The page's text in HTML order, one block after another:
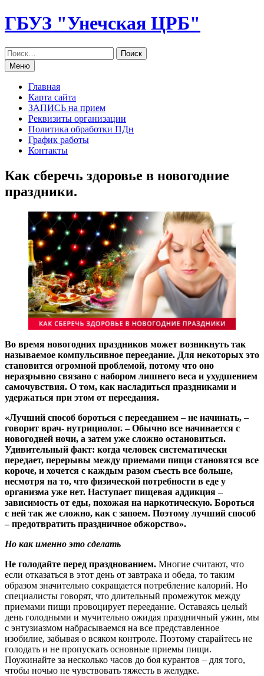
Перейти
к
ГБУЗ "Унечская ЦРБ"
Меню
Главная
Карта сайта
ЗАПИСЬ на прием
Реквизиты организации
Политика обработки ПДн
График работы
Контакты
Как сберечь здоровье в новогодние
праздники.
Во время новогодних праздников может возникнуть так
называемое компульсивное переедание. Для некоторых это
становится огромной проблемой, потому что оно
неразрывно связано с набором лишнего веса и ухудшением
самочувствия. О том, как насладиться праздниками и
удержаться при этом от переедания.
«Лучший способ бороться с перееданием – не начинать, –
говорит врач- нутрициолог. – Обычно все начинается с
новогодней ночи, а затем уже сложно остановиться.
Удивительный факт: когда человек систематически
передает, перерывы между приемами пищи становятся все
короче, и хочется с каждым разом съесть все больше,
несмотря на то, что физической потребности в еде у
организма уже нет. Наступает пищевая аддикция –
зависимость от еды, похожая на наркотическую. Бороться
с ней так же сложно, как с запоем. Поэтому лучший способ
– предотвратить праздничное обжорство».
Но как именно это сделать
Не голодайте перед празднованием. Многие считают, что
если отказаться в этот день от завтрака и обеда, то таким
образом значительно сокращается потребление калорий. Но
специалисты говорят, что длительный промежуток между
приемами пищи провоцирует переедание. Оставаясь целый
день голодными и мучительно ожидая праздничный ужин, мы
с энтузиазмом набрасываемся на все представленное
изобилие, забывая о всяком контроле. Поэтому старайтесь не
голодать и не пропускать основные приемы пищи.
Поужинайте за несколько часов до боя курантов – для того,
чтобы ночью не чувствовать тяжесть в желудке.